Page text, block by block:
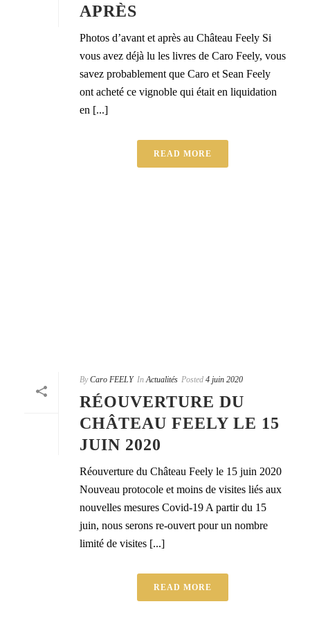
APRÈS
Photos d’avant et après au Château Feely Si
vous avez déjà lu les livres de Caro Feely, vous
savez probablement que Caro et Sean Feely
ont acheté ce vignoble qui était en liquidation
en [...]
READ MORE
By Caro FEELY In Actualités Posted 4 juin 2020
RÉOUVERTURE DU
CHÂTEAU FEELY LE 15
JUIN 2020
Réouverture du Château Feely le 15 juin 2020
Nouveau protocole et moins de visites liés aux
nouvelles mesures Covid-19 A partir du 15
juin, nous serons re-ouvert pour un nombre
limité de visites [...]
READ MORE